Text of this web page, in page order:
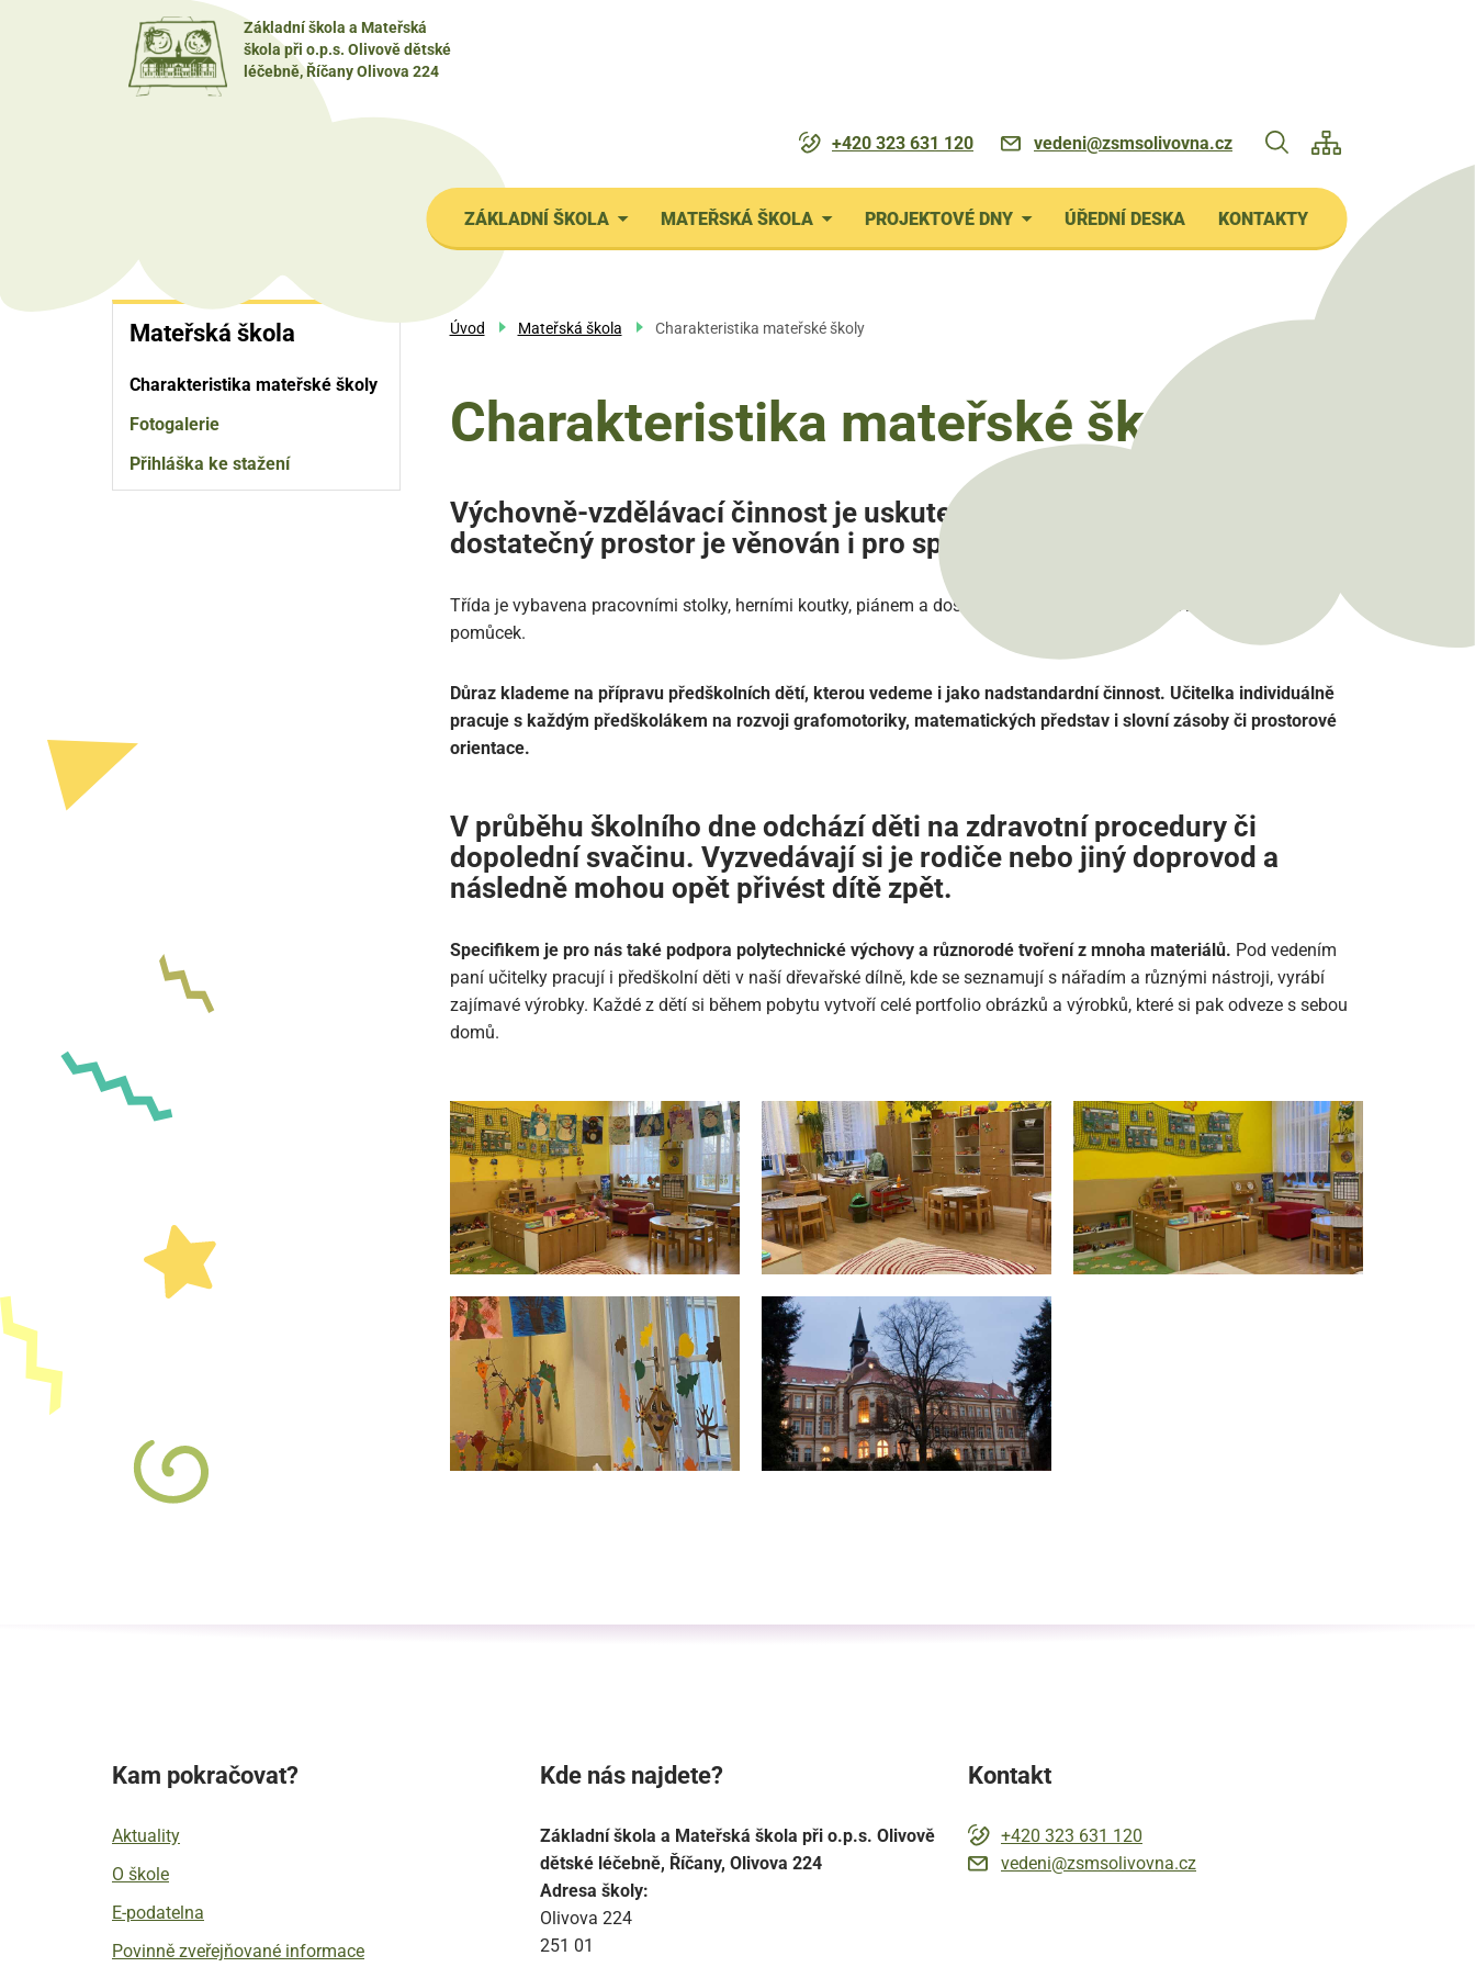
Základní škola a Mateřská
škola při o.p.s. Olivově dětské
léčebně, Říčany Olivova 224
+420 323 631 120 vedeni@zsmsolivovna.cz
Menu
navigace
ZÁKLADNÍ ŠKOLA MATEŘSKÁ ŠKOLA PROJEKTOVÉ DNY ÚŘEDNÍ DESKA KONTAKTY
Mateřská
škola
Mateřská škola
Charakteristika mateřské školy
Fotogalerie
Přihláška ke stažení
Úvod Mateřská škola Charakteristika mateřské školy
Charakteristika mateřské školy
Výchovně-vzdělávací činnost je uskutečňována ve všech aktivitách,
dostatečný prostor je věnován i pro spontánní hry dětí či relaxaci.
Třída je vybavena pracovními stolky, herními koutky, piánem a dostatečným množstvím hraček i didaktických
pomůcek.
Důraz klademe na přípravu předškolních dětí, kterou vedeme i jako nadstandardní činnost. Učitelka individuálně
pracuje s každým předškolákem na rozvoji grafomotoriky, matematických představ i slovní zásoby či prostorové
orientace.
V průběhu školního dne odchází děti na zdravotní procedury či
dopolední svačinu. Vyzvedávají si je rodiče nebo jiný doprovod a
následně mohou opět přivést dítě zpět.
Specifikem je pro nás také podpora polytechnické výchovy a různorodé tvoření z mnoha materiálů. Pod vedením
paní učitelky pracují i předškolní děti v naší dřevařské dílně, kde se seznamují s nářadím a různými nástroji, vyrábí
zajímavé výrobky. Každé z dětí si během pobytu vytvoří celé portfolio obrázků a výrobků, které si pak odveze s sebou
domů.
Kam pokračovat?
Aktuality
O škole
E-podatelna
Povinně zveřejňované informace
Kde nás najdete?
Základní škola a Mateřská škola při o.p.s. Olivově
dětské léčebně, Říčany, Olivova 224
Adresa školy:
Olivova 224
251 01
Kontakt
+420 323 631 120
vedeni@zsmsolivovna.cz